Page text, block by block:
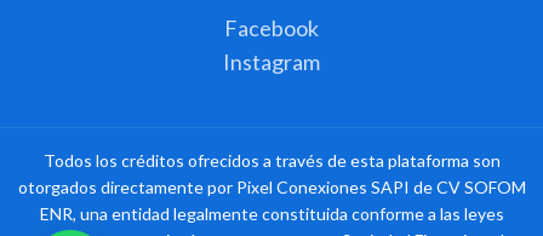
Facebook
Instagram
Todos los créditos ofrecidos a través de esta plataforma son
otorgados directamente por Pixel Conexiones SAPI de CV SOFOM
ENR, una entidad legalmente constituida conforme a las leyes